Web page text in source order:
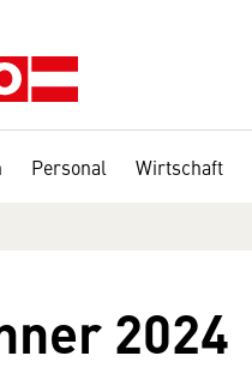
Personal Wirtschaft
2024